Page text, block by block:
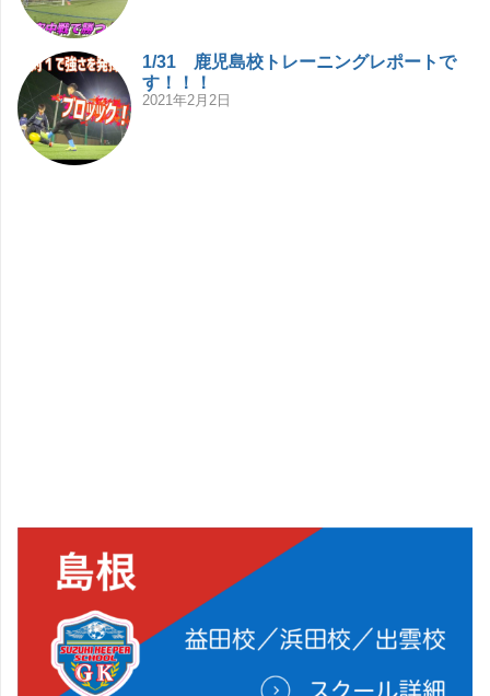
1/31 鹿児島校トレーニングレポートで
す！！！
2021年2月2日